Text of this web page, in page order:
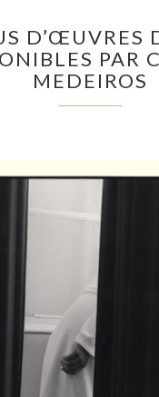
D’ŒUVRES
PAR
MEDEIROS